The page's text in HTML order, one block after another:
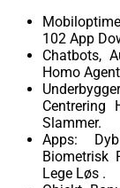
102 App
Chatbots,
Homo Agent
Centrering
Slammer.
Apps:
Biometrisk
Lege Løs .